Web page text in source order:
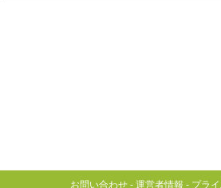
お問い合わせ - 運営者情報 - プラ